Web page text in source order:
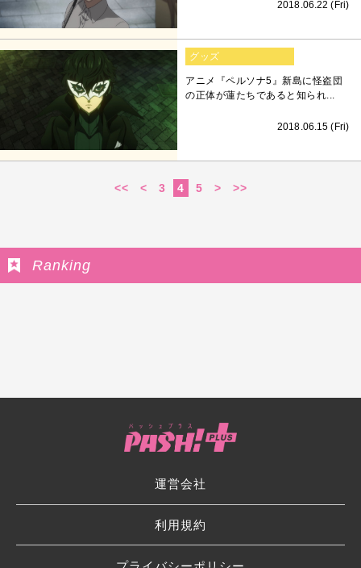
2018.06.22 (Fri)
グッズ
アニメ『ペルソナ5』新島に怪盗団
の正体が蓮たちであると知られ...
2018.06.15 (Fri)
<< < 3 4 5 > >>
Ranking
運営会社
利用規約